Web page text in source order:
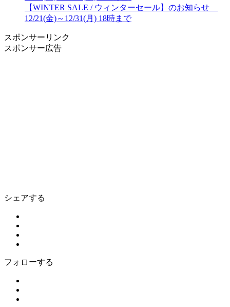
【WINTER SALE / ウィンターセール】のお知らせ
12/21(金)～12/31(月) 18時まで
スポンサーリンク
スポンサー広告
シェアする
フォローする